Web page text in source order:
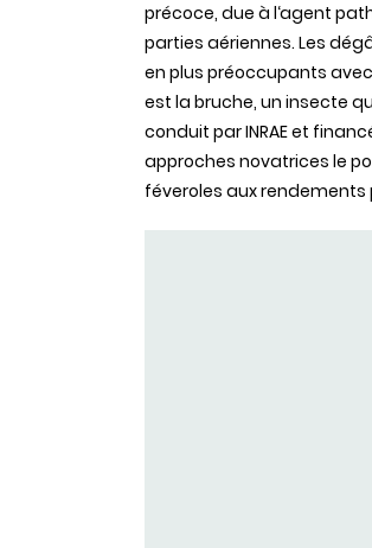
précoce, due à l‘agent
parties aériennes. Les
en plus préoccupants
est la bruche, un insecte
conduit par INRAE et
approches novatrices le
féveroles aux rendements